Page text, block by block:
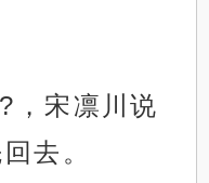
，宋凛川说
去。